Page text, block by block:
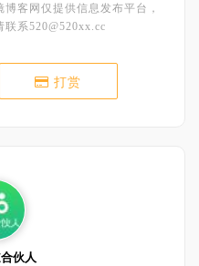
客网仅提供信息发布平台，
系520@520xx.cc
打赏
伙人